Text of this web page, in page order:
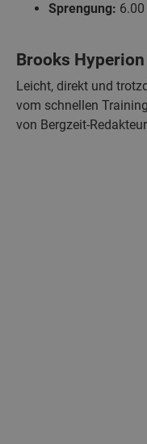
Sprengung:
Brooks Hyperion
Leicht, direkt und
vom schnellen
von Bergzeit-